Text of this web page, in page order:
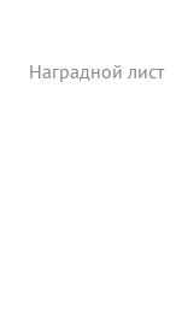
Наградной лист